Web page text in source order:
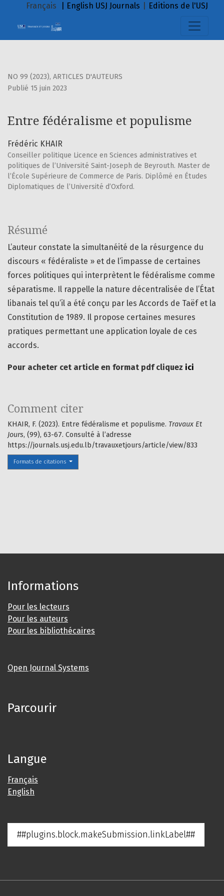
Entre fédéralisme et populisme
Français | English USJ Journals Editions de l'USJ
NO 99 (2023), ARTICLES D'AUTEURS
Entre fédéralisme et populisme
Publié 15 juin 2023
Frédéric KHAIR
Conseiller politique Licence en Sciences administratives et
politiques de l’Université Saint-Joseph de Beyrouth. Master de
l’École Supérieure de Commerce de Paris. Diplômé en Études
Diplomatiques de l’Université d’Oxford.
Comment citer
KHAIR, F. (2023). Entre fédéralisme et populisme. Travaux Et
Jours, (99), 63-67. Consulté à l’adresse
https://journals.usj.edu.lb/travauxetjours/article/view/833
Formats de citations
Résumé
L’auteur constate la simultanéité de la résurgence du
discours « fédéraliste » et de l’impasse de certaines
forces politiques qui interprètent le fédéralisme comme
séparatisme. Il rappelle la nature décentralisée de l’État
libanais tel qu’il a été conçu par les Accords de Taëf et la
Constitution de 1989. Il propose certaines mesures
pratiques permettant une application loyale de ces
accords.
Pour acheter cet article en format pdf cliquez ici
Informations
Pour les lecteurs
Pour les auteurs
Pour les bibliothécaires
Open Journal Systems
Parcourir
Langue
Français
English
##plugins.block.makeSubmission.linkLabel##